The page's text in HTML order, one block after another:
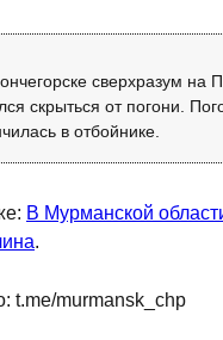
сверхразум на
скрыться от погони.
в отбойнике.
В Мурманской
.
t.me/murmansk_chp